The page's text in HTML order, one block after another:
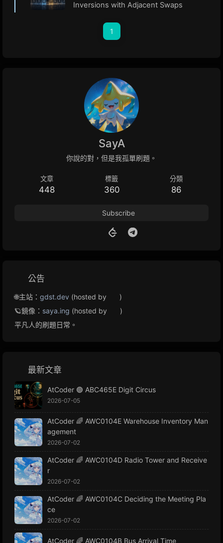
Inversions with Adjacent Swaps
1
SayA
你說的對，但是我孤單刷題。
文章
448
標籤
360
分類
86
Subscribe
公告
🌐主站： gdst.dev (hosted by
)
🪐鏡像： saya.ing (hosted by
)
平凡人的刷題日常。
最新文章
AtCoder 🟢 ABC465E Digit Circus
2026-07-05
AtCoder 🌈 AWC0104E Warehouse Inventory Man
agement
2026-07-02
AtCoder 🌈 AWC0104D Radio Tower and Receive
r
2026-07-02
AtCoder 🌈 AWC0104C Deciding the Meeting Pla
ce
2026-07-02
AtCoder 🌈 AWC0104B Bus Arrival Time